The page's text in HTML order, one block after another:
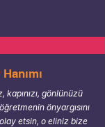
kapınızı, gönlünüzü
önyargısını
etsin, o eliniz bize